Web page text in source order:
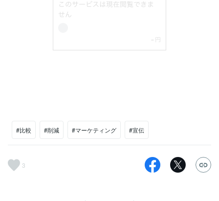
#比較 #削減 #マーケティング #宣伝
3